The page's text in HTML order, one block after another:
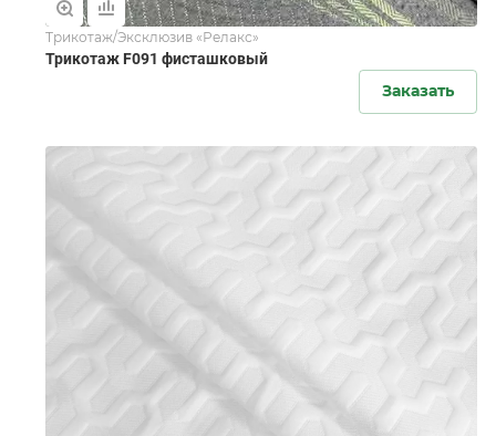
Трикотаж/Эксклюзив «Релакс»
Трикотаж F091 фисташковый
Заказать